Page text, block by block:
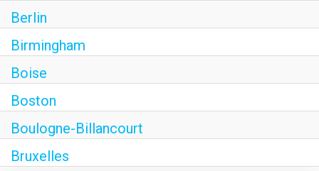
Berlin
Birmingham
Boise
Boston
Boulogne-Billancourt
Bruxelles